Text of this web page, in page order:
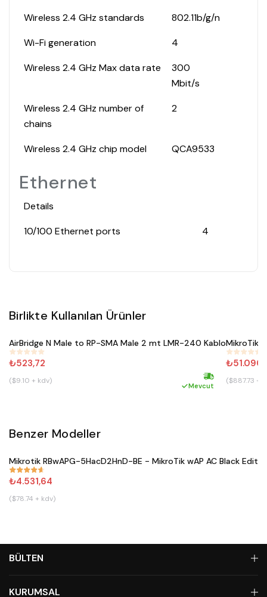
Wireless 2.4 GHz standards
802.11b/g/n
Wi-Fi generation
4
Wireless 2.4 GHz Max data rate
300
Mbit/s
Wireless 2.4 GHz number of
chains
2
Wireless 2.4 GHz chip model QCA9533
Ethernet
Details
10/100 Ethernet ports
4
Birlikte Kullanılan Ürünler
#352
Satın Al
AirBridge N Male to RP-SMA Male 2 mt LMR-240 Kablo
₺523,72
($9.10 + kdv) Hızlı kargo
Mevcut
#287
MikroTik
($887.73 +
Benzer Modeller
#671
Mikrotik RBwAPG-5HacD2HnD-BE - MikroTik wAP AC Black
₺4.531,64
($78.74 + kdv)
BÜLTEN
KURUMSAL